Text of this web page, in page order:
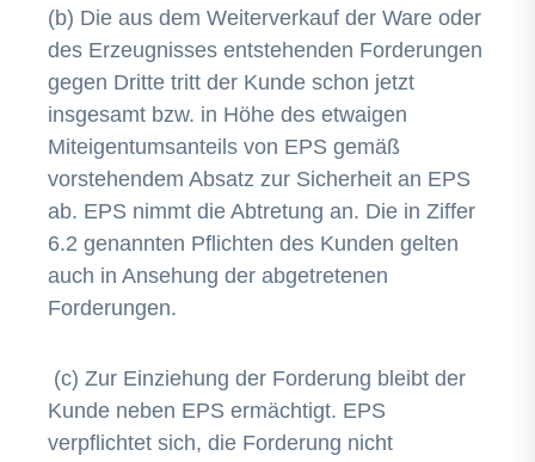
(b) Die aus dem Weiterverkauf der Ware oder
des Erzeugnisses entstehenden Forderungen
gegen Dritte tritt der Kunde schon jetzt
insgesamt bzw. in Höhe des etwaigen
Miteigentumsanteils von EPS gemäß
vorstehendem Absatz zur Sicherheit an EPS
ab. EPS nimmt die Abtretung an. Die in Ziffer
6.2 genannten Pflichten des Kunden gelten
auch in Ansehung der abgetretenen
Forderungen.
(c) Zur Einziehung der Forderung bleibt der
Kunde neben EPS ermächtigt. EPS
verpflichtet sich, die Forderung nicht